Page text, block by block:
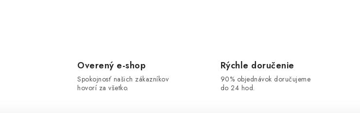
Overený e-shop
Spokojnosť našich zákazníkov
hovorí za všetko.
Rýchle doručenie
90% objednávok doručujeme
do 24 hod.